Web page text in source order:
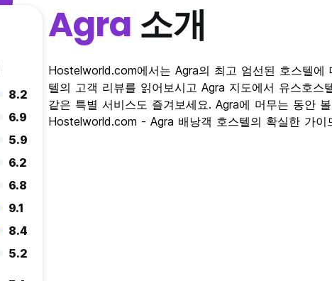
8.2
6.9
5.9
6.2
6.8
9.1
8.4
5.2
Agra 소개
Hostelworld.com에서는 Agra의 최고 엄선된 호스텔
텔의 고객 리뷰를 읽어보시고 Agra 지도에서 유스호
같은 특별 서비스도 즐겨보세요. Agra에 머무는 동안
Hostelworld.com - Agra 배낭객 호스텔의 확실한 가이